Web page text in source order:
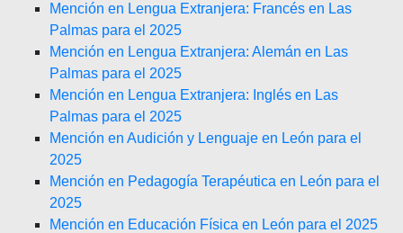
Mención en Lengua Extranjera: Francés en Las
Palmas para el 2025
Mención en Lengua Extranjera: Alemán en Las
Palmas para el 2025
Mención en Lengua Extranjera: Inglés en Las
Palmas para el 2025
Mención en Audición y Lenguaje en León para el
2025
Mención en Pedagogía Terapéutica en León para el
2025
Mención en Educación Física en León para el 2025